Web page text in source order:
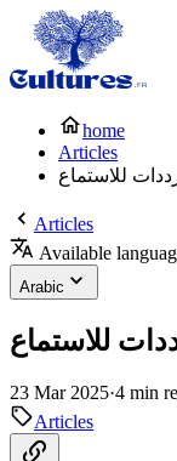
home
Articles
للاستماع
Articles
Available
Arabic
للاستماع
23 Mar 2025·4 min
Articles